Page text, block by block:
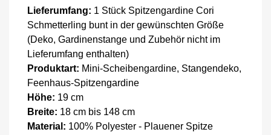
Lieferumfang: 1 Stück Spitzengardine Cori
Schmetterling bunt in der gewünschten Größe
(Deko, Gardinenstange und Zubehör nicht im
Lieferumfang enthalten)
Produktart: Mini-Scheibengardine, Stangendeko,
Feenhaus-Spitzengardine
Höhe: 19 cm
Breite: 18 cm bis 148 cm
Material: 100% Polyester - Plauener Spitze